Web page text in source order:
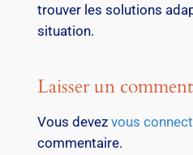
trouver les solutions
situation.
Laisser un
Vous devez vous
commentaire.